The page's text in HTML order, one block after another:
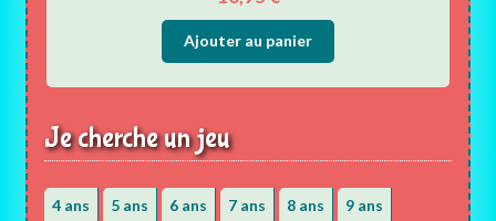
Ajouter au panier
Je cherche un jeu
4 ans 5 ans 6 ans 7 ans 8 ans 9 ans